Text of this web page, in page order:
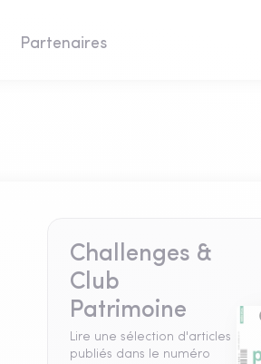
Partenaires
Challenges &
Club
Patrimoine
Lire une sélection d'articles
publiés dans le numéro